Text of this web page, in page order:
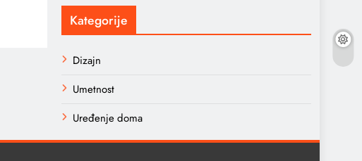
Kategorije
Dizajn
Umetnost
Uređenje doma